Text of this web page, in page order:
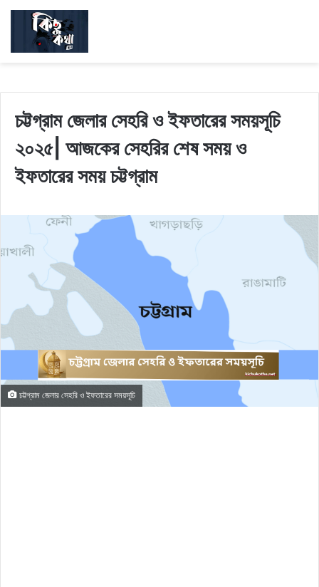
চট্টগ্রাম জেলার সেহরি ও ইফতারের সময়সূচি
২০২৫| আজকের সেহরির শেষ সময় ও
ইফতারের সময় চট্টগ্রাম
চট্টগ্রাম জেলার সেহরি ও ইফতারের সময়সূচি